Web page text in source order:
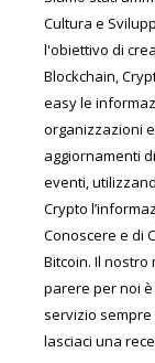
Cultura e
l'obiettivo di
Blockchain,
easy le
organizzazioni
aggiornamenti
eventi,
Crypto
Conoscere e di
Bitcoin. Il nostro
parere per noi
servizio sempre
lasciaci una